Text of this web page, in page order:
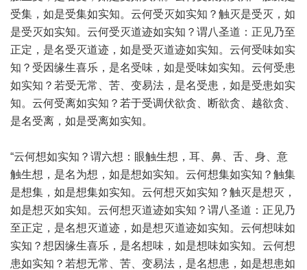
受集，如是受集如实知。云何受灭如实知？触灭是受灭，如
是受灭如实知。云何受灭道迹如实知？谓八圣道：正见乃至
正定，是名受灭道迹，如是受灭道迹如实知。云何受味如实
知？受因缘生喜乐，是名受味，如是受味如实知。云何受患
如实知？若受无常、苦、变易法，是名受患，如是受患如实
知。云何受离如实知？若于受调伏欲贪、断欲贪、越欲贪、
是名受离，如是受离如实知。
“云何想如实知？谓六想：眼触生想，耳、鼻、舌、身、意
触生想，是名为想，如是想如实知。云何想集如实知？触集
是想集，如是想集如实知。云何想灭如实知？触灭是想灭，
如是想灭如实知。云何想灭道迹如实知？谓八圣道：正见乃
至正定，是名想灭道迹，如是想灭道迹如实知。云何想味如
实知？想因缘生喜乐，是名想味，如是想味如实知。云何想
患如实知？若想无常、苦、变易法，是名想患，如是想患如